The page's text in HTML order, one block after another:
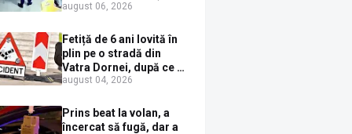
polițiști după un scandal
distruse
august 06, 2026
Fetiță de 6 ani lovită în
plin pe o stradă din
Vatra Dornei, după ce a
ieșit în fața mașinii prin
august 04, 2026
Prins beat la volan, a
încercat să fugă, dar a